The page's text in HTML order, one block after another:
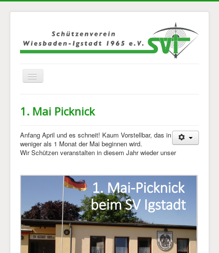
Navigation
an/aus
Über Uns
Jugend
Disziplinen
Kontakt
Links
Impressum & Datenschutz
1. Mai Picknick
Anfang April und es schneit! Kaum Vorstellbar, das in
weniger als 1 Monat der Mai beginnen wird.
Wir Schützen veranstalten in diesem Jahr wieder unser